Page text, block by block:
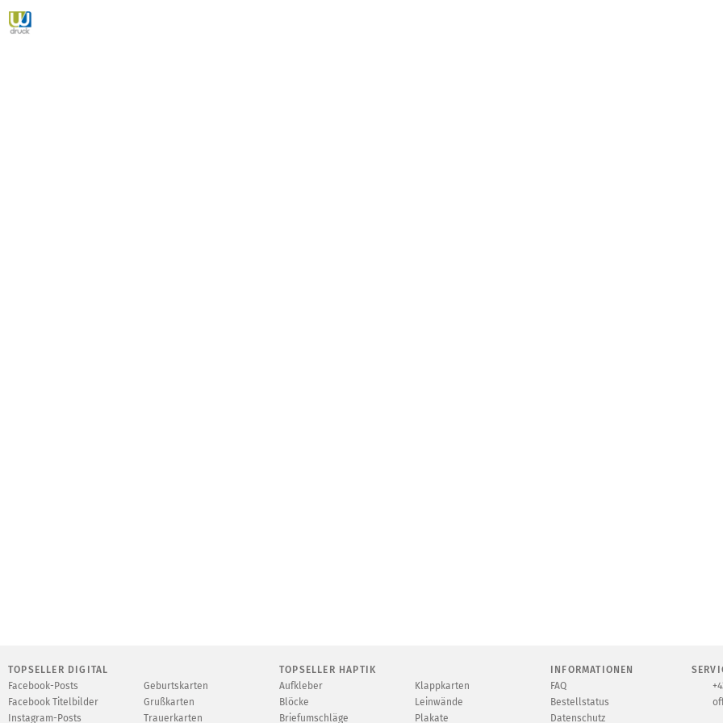
TOPSELLER DIGITAL
Facebook-Posts
Facebook Titelbilder
Instagram-Posts
Geburtskarten
Grußkarten
Trauerkarten
TOPSELLER HAPTIK
Aufkleber
Blöcke
Briefumschläge
Klappkarten
Leinwände
Plakate
INFORMATIONEN
FAQ
Bestellstatus
Datenschutz